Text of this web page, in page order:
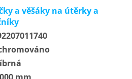
a věšáky na útěrky a